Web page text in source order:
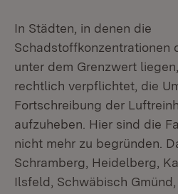
In Städten, in denen die
Schadstoffkonzentrationen
unter dem Grenzwert
rechtlich verpflichtet, die
Fortschreibung der
aufzuheben. Hier sind die
nicht mehr zu begründen.
Schramberg, Heidelberg,
Ilsfeld, Schwäbisch